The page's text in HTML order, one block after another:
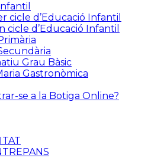
cicle d’Educació Infantil
cicle d’Educació Infantil
Grau Bàsic
Gastronòmica
se a la Botiga Online?